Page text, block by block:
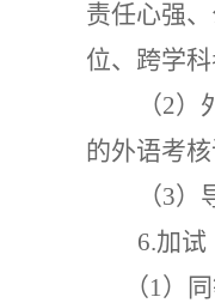
责任心强
位、跨学
（2）
的外语考
（3）
6.加试
（1）